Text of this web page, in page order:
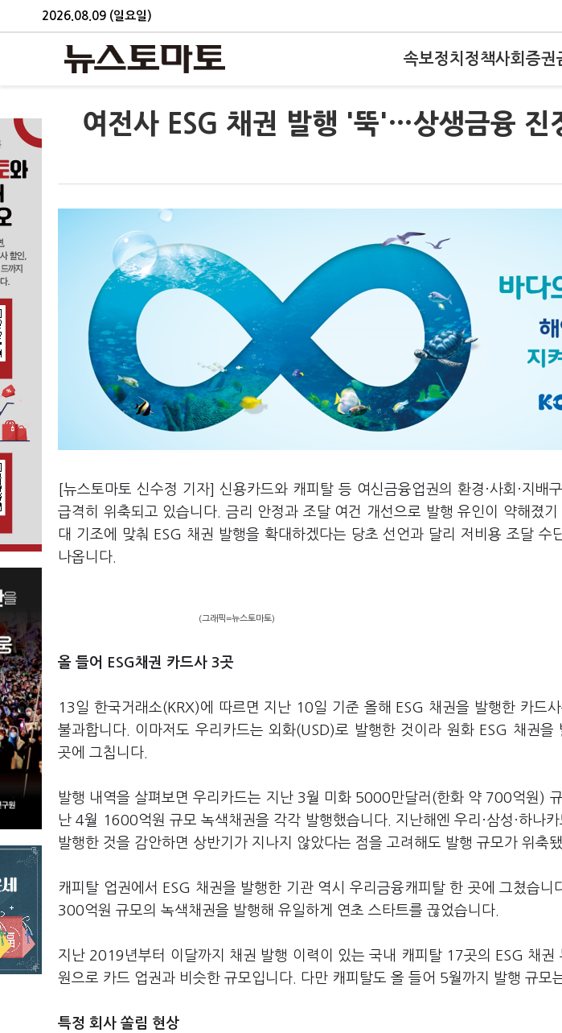
2026.08.09 (일요일)
속보정치 정책사회 증권
여전사 ESG 채권 발행 '뚝'…상생금융 진
[뉴스토마토 신수정 기자] 신용카드와 캐피탈 등 여신금융업권의 환경·사회·지배
급격히 위축되고 있습니다. 금리 안정과 조달 여건 개선으로 발행 유인이 약해졌
대 기조에 맞춰 ESG 채권 발행을 확대하겠다는 당초 선언과 달리 저비용 조달 수
나옵니다.
(그래픽=뉴스토마토)
올 들어 ESG채권 카드사 3곳
13일 한국거래소(KRX)에 따르면 지난 10일 기준 올해 ESG 채권을 발행한 카드
불과합니다. 이마저도 우리카드는 외화(USD)로 발행한 것이라 원화 ESG 채권
곳에 그칩니다.
발행 내역을 살펴보면 우리카드는 지난 3월 미화 5000만달러(한화 약 700억원)
난 4월 1600억원 규모 녹색채권을 각각 발행했습니다. 지난해엔 우리·삼성·하나
발행한 것을 감안하면 상반기가 지나지 않았다는 점을 고려해도 발행 규모가 위축
캐피탈 업권에서 ESG 채권을 발행한 기관 역시 우리금융캐피탈 한 곳에 그쳤습니
300억원 규모의 녹색채권을 발행해 유일하게 연초 스타트를 끊었습니다.
지난 2019년부터 이달까지 채권 발행 이력이 있는 국내 캐피탈 17곳의 ESG 채
원으로 카드 업권과 비슷한 규모입니다. 다만 캐피탈도 올 들어 5월까지 발행 규모
특정 회사 쏠림 현상